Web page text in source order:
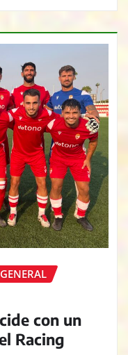
GENERAL
con un
Racing